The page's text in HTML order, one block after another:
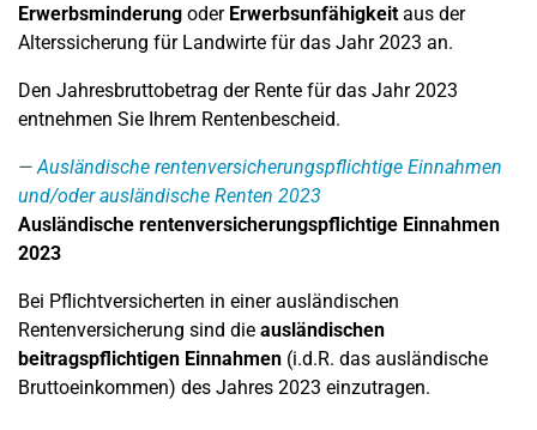
Erwerbsminderung oder Erwerbsunfähigkeitaus der
Alterssicherung für Landwirte für das Jahr 2023 an.
Den Jahresbruttobetrag der Rente für das Jahr 2023
entnehmen Sie Ihrem Rentenbescheid.
Ausländische rentenversicherungspflichtige Einnahmen
und/oder ausländische Renten 2023
Ausländische rentenversicherungspflichtige Einnahmen
2023
Bei Pflichtversicherten in einer ausländischen
Rentenversicherung sind die ausländischen
beitragspflichtigen Einnahmen (i.d.R. das ausländische
Bruttoeinkommen) des Jahres 2023 einzutragen.